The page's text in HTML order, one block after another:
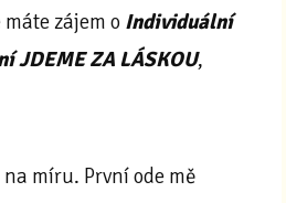
zájem o Individuální
JDEME ZA LÁSKOU,
míru. První ode mě